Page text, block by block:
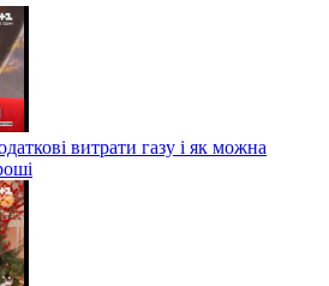
витрати газу і як можна